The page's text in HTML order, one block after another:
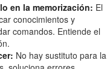
en la memorización: El
conocimientos y
comandos. Entiende el
No hay sustituto para la